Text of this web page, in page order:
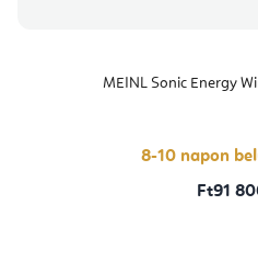
MEINL Sonic Energy
8-10 napon
Ft91